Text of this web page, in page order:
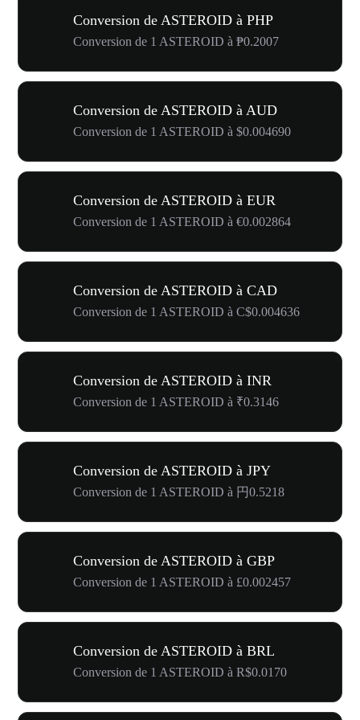
Conversion de ASTEROID à PHP
Conversion de 1 ASTEROID à ₱0.2007
Conversion de ASTEROID à AUD
Conversion de 1 ASTEROID à $0.004690
Conversion de ASTEROID à EUR
Conversion de 1 ASTEROID à €0.002864
Conversion de ASTEROID à CAD
Conversion de 1 ASTEROID à C$0.004636
Conversion de ASTEROID à INR
Conversion de 1 ASTEROID à ₹0.3146
Conversion de ASTEROID à JPY
Conversion de 1 ASTEROID à 円0.5218
Conversion de ASTEROID à GBP
Conversion de 1 ASTEROID à £0.002457
Conversion de ASTEROID à BRL
Conversion de 1 ASTEROID à R$0.0170